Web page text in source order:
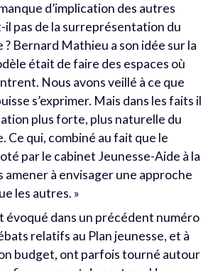
d’implication des autres
pas de la surreprésentation du
Bernard Mathieu a son idée sur la
était de faire des espaces où
Nous avons veillé à ce que
s’exprimer. Mais dans les faits il
plus forte, plus naturelle du
Ce qui, combiné au fait que le
par le cabinet Jeunesse-Aide à la
amener à envisager une approche
les autres. »
évoqué dans un précédent numéro
relatifs au Plan jeunesse, et à
budget, ont parfois tourné autour